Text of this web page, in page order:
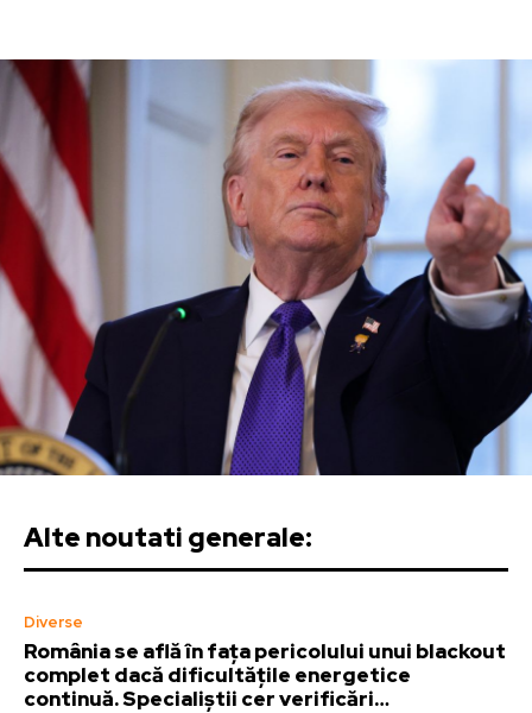
Alte noutati generale:
Diverse
România se află în fața pericolului unui blackout
complet dacă dificultățile energetice
continuă. Specialiștii cer verificări…